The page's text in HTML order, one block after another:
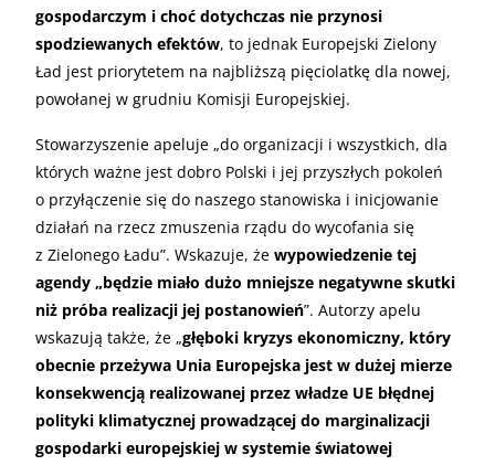
gospodarczym i choć dotychczas nie przynosi
spodziewanych efektów, to jednak Europejski Zielony
Ład jest priorytetem na najbliższą pięciolatkę dla nowej,
powołanej w grudniu Komisji Europejskiej.
Stowarzyszenie apeluje „do organizacji i wszystkich, dla
których ważne jest dobro Polski i jej przyszłych pokoleń
o przyłączenie się do naszego stanowiska i inicjowanie
działań na rzecz zmuszenia rządu do wycofania się
z Zielonego Ładu”. Wskazuje, że wypowiedzenie tej
agendy „będzie miało dużo mniejsze negatywne skutki
niż próba realizacji jej postanowień”. Autorzy apelu
wskazują także, że „głęboki kryzys ekonomiczny, który
obecnie przeżywa Unia Europejska jest w dużej mierze
konsekwencją realizowanej przez władze UE błędnej
polityki klimatycznej prowadzącej do marginalizacji
gospodarki europejskiej w systemie światowej